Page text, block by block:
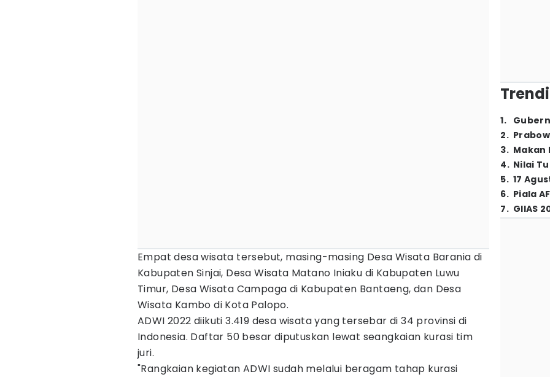
Empat desa wisata tersebut, masing-masing Desa Wisata Barania di
Kabupaten Sinjai, Desa Wisata Matano Iniaku di Kabupaten Luwu
Timur, Desa Wisata Campaga di Kabupaten Bantaeng, dan Desa
Wisata Kambo di Kota Palopo.
ADWI 2022 diikuti 3.419 desa wisata yang tersebar di 34 provinsi di
Indonesia. Daftar 50 besar diputuskan lewat seangkaian kurasi tim
juri.
"Rangkaian kegiatan ADWI sudah melalui beragam tahap kurasi
1.
2.
3. Makan
4. Nilai
5. 17
6. Piala
7. GIIAS